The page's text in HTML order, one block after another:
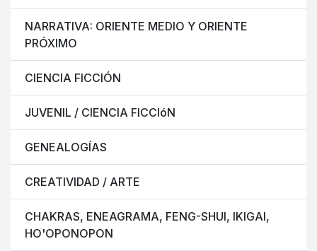
NARRATIVA: ORIENTE MEDIO Y ORIENTE
PRÓXIMO
CIENCIA FICCIÓN
JUVENIL / CIENCIA FICCIóN
GENEALOGÍAS
CREATIVIDAD / ARTE
CHAKRAS, ENEAGRAMA, FENG-SHUI, IKIGAI,
HO'OPONOPON